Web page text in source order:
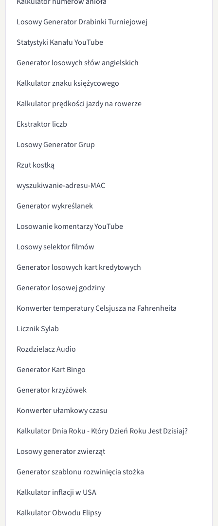
Losowy Generator Drabinki Turniejowej
Statystyki Kanału YouTube
Generator losowych słów angielskich
Kalkulator znaku księżycowego
Kalkulator prędkości jazdy na rowerze
Ekstraktor liczb
Losowy Generator Grup
Rzut kostką
wyszukiwanie-adresu-MAC
Generator wykreślanek
Losowanie komentarzy YouTube
Losowy selektor filmów
Generator losowych kart kredytowych
Generator losowej godziny
Konwerter temperatury Celsjusza na Fahrenheita
Licznik Sylab
Rozdzielacz Audio
Generator Kart Bingo
Generator krzyżówek
Konwerter ułamkowy czasu
Kalkulator Dnia Roku - Który Dzień Roku Jest Dzisiaj?
Losowy generator zwierząt
Generator szablonu rozwinięcia stożka
Kalkulator inflacji w USA
Kalkulator Obwodu Elipsy